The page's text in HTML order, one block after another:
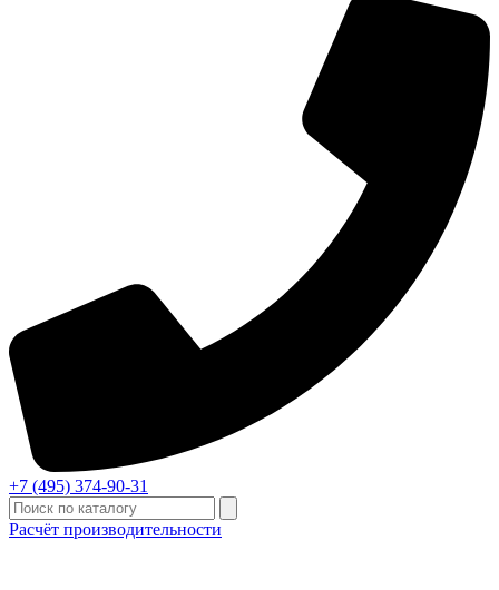
+7 (495) 374-90-31
Расчёт производительности